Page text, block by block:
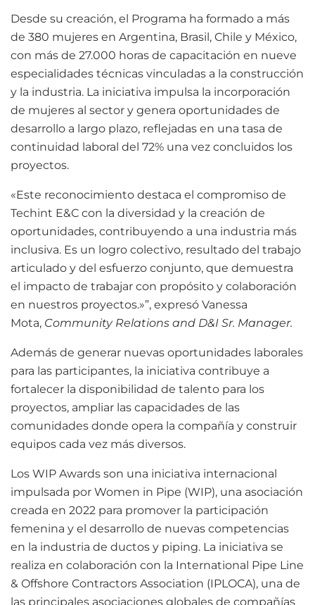
Desde su creación, el Programa ha formado a más
de 380 mujeres en Argentina, Brasil, Chile y México,
con más de 27.000 horas de capacitación en nueve
especialidades técnicas vinculadas a la construcción
y la industria. La iniciativa impulsa la incorporación
de mujeres al sector y genera oportunidades de
desarrollo a largo plazo, reflejadas en una tasa de
continuidad laboral del 72% una vez concluidos los
proyectos.
«Este reconocimiento destaca el compromiso de
Techint E&C con la diversidad y la creación de
oportunidades, contribuyendo a una industria más
inclusiva. Es un logro colectivo, resultado del trabajo
articulado y del esfuerzo conjunto, que demuestra
el impacto de trabajar con propósito y colaboración
en nuestros proyectos.»”, expresó Vanessa
Mota, Community Relations and D&I Sr. Manager.
Además de generar nuevas oportunidades laborales
para las participantes, la iniciativa contribuye a
fortalecer la disponibilidad de talento para los
proyectos, ampliar las capacidades de las
comunidades donde opera la compañía y construir
equipos cada vez más diversos.
Los WIP Awards son una iniciativa internacional
impulsada por Women in Pipe (WIP), una asociación
creada en 2022 para promover la participación
femenina y el desarrollo de nuevas competencias
en la industria de ductos y piping. La iniciativa se
realiza en colaboración con la International Pipe Line
& Offshore Contractors Association (IPLOCA), una de
las principales asociaciones globales de compañías